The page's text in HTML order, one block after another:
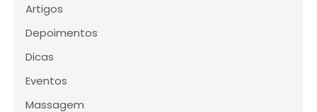
Artigos
Depoimentos
Dicas
Eventos
Massagem